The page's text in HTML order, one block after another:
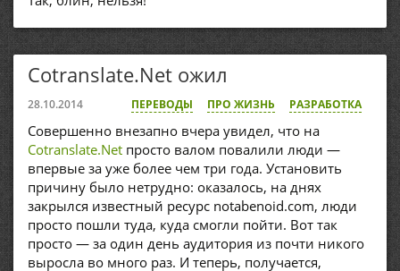
Cotranslate.Net ожил
28.10.2014 ПЕРЕВОДЫ ПРО ЖИЗНЬ РАЗРАБОТКА
Совершенно внезапно вчера увидел, что на
Cotranslate.Net просто валом повалили люди —
впервые за уже более чем три года. Установить
причину было нетрудно: оказалось, на днях
закрылся известный ресурс notabenoid.com, люди
просто пошли туда, куда смогли пойти. Вот так
просто — за один день аудитория из почти никого
выросла во много раз. И теперь, получается,